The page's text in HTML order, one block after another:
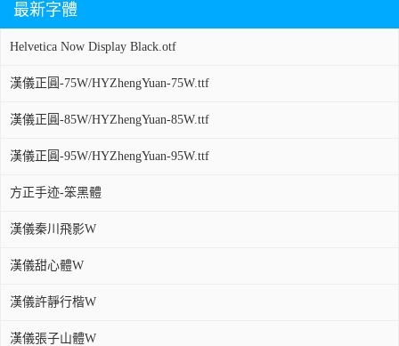
最新字體
Helvetica Now Display Black.otf
漢儀正圓-75W/HYZhengYuan-75W.ttf
漢儀正圓-85W/HYZhengYuan-85W.ttf
漢儀正圓-95W/HYZhengYuan-95W.ttf
方正手迹-笨黑體
漢儀秦川飛影W
漢儀甜心體W
漢儀許靜行楷W
漢儀張子山體W